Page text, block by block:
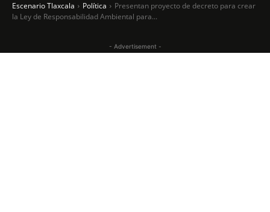
Escenario Tlaxcala Política
Presentan proyecto de decreto para crear
la Ley de Responsabilidad Ambiental para...
- Advertisement -